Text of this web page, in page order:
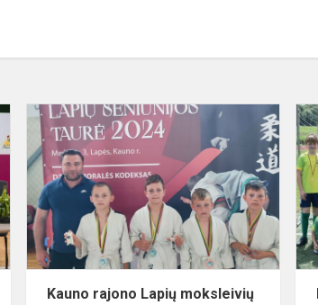
Sėkmingos
varžybos
„Adamkiadoje“
Kauno
rajono
Lapių
Kauno rajono Lapių moksleivių